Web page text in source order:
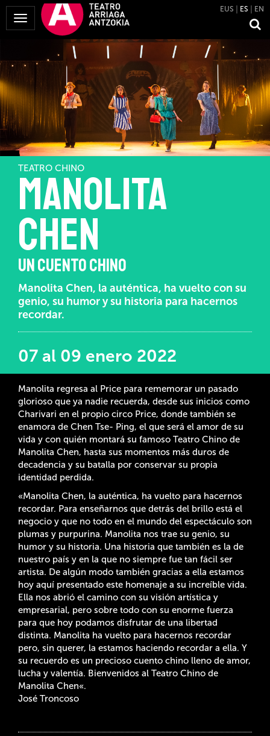
Mostrar
Menú
EUS ES EN
TEATRO CHINO
MANOLITA
CHEN
UN CUENTO CHINO
Manolita Chen, la auténtica, ha vuelto con su
genio, su humor y su historia para hacernos
recordar.
07 al 09 enero 2022
Manolita regresa al Price para rememorar un pasado
glorioso que ya nadie recuerda, desde sus inicios como
Charivari en el propio circo Price, donde también se
enamora de Chen Tse- Ping, el que será el amor de su
vida y con quién montará su famoso Teatro Chino de
Manolita Chen, hasta sus momentos más duros de
decadencia y su batalla por conservar su propia
identidad perdida.
«Manolita Chen, la auténtica, ha vuelto para hacernos
recordar. Para enseñarnos que detrás del brillo está el
negocio y que no todo en el mundo del espectáculo son
plumas y purpurina. Manolita nos trae su genio, su
humor y su historia. Una historia que también es la de
nuestro país y en la que no siempre fue tan fácil ser
artista. De algún modo también gracias a ella estamos
hoy aquí presentado este homenaje a su increíble vida.
Ella nos abrió el camino con su visión artística y
empresarial, pero sobre todo con su enorme fuerza
para que hoy podamos disfrutar de una libertad
distinta. Manolita ha vuelto para hacernos recordar
pero, sin querer, la estamos haciendo recordar a ella. Y
su recuerdo es un precioso cuento chino lleno de amor,
lucha y valentía. Bienvenidos al Teatro Chino de
Manolita Chen«.
José Troncoso